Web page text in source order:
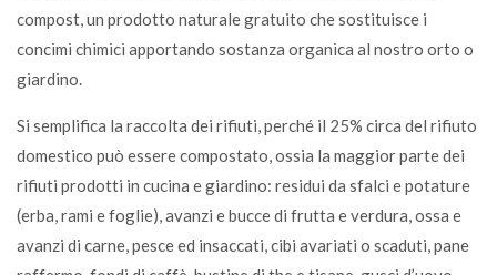
compost, un prodotto naturale gratuito che sostituisce i
concimi chimici apportando sostanza organica al nostro orto o
giardino.
Si semplifica la raccolta dei rifiuti, perché il 25% circa del rifiuto
domestico può essere compostato, ossia la maggior parte dei
rifiuti prodotti in cucina e giardino: residui da sfalci e potature
(erba, rami e foglie), avanzi e bucce di frutta e verdura, ossa e
avanzi di carne, pesce ed insaccati, cibi avariati o scaduti, pane